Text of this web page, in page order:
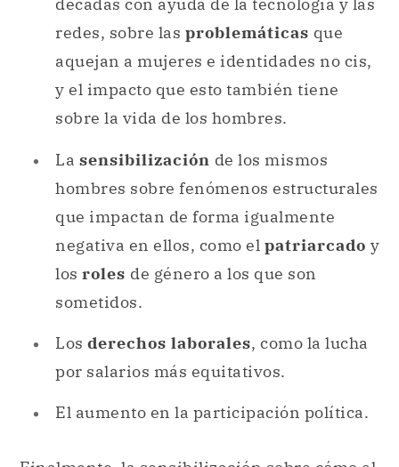
décadas con ayuda de la tecnología y las
redes, sobre las problemáticas que
aquejan a mujeres e identidades no cis,
y el impacto que esto también tiene
sobre la vida de los hombres.
La sensibilización de los mismos
hombres sobre fenómenos estructurales
que impactan de forma igualmente
negativa en ellos, como el patriarcado y
los roles de género a los que son
sometidos.
Los derechos laborales, como la lucha
por salarios más equitativos.
El aumento en la participación política.